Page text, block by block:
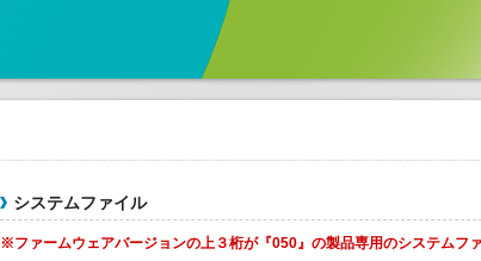
システムファイル
※ファームウェアバージョンの上３桁が『050』の製品専用のシステムファ